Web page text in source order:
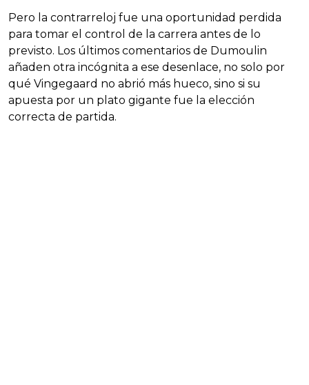
Pero la contrarreloj fue una oportunidad perdida
para tomar el control de la carrera antes de lo
previsto. Los últimos comentarios de Dumoulin
añaden otra incógnita a ese desenlace, no solo por
qué Vingegaard no abrió más hueco, sino si su
apuesta por un plato gigante fue la elección
correcta de partida.